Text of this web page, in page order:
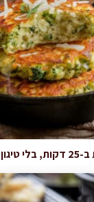
עמוק